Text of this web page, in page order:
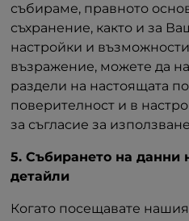
събираме, правното
съхранение, както и за
настройки и
възражение, можете да
раздели на настоящата
поверителност и в
за съгласие за
5. Събирането на данни
детайли
Когато посещавате